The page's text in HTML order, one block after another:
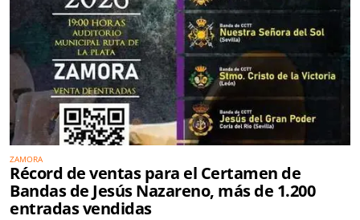
ZAMORA
Récord de ventas para el Certamen de
Bandas de Jesús Nazareno, más de 1.200
entradas vendidas